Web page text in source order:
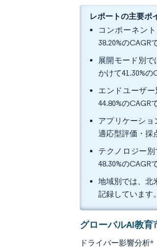
レポートの主要ポ
コンポーネン
38.20%のCAGR
展開モード別で
かけて41.30%の
エンドユーザ
44.80%のCAGR
アプリケーショ
適応型評価・採
テクノロジー
48.30%のCAGR
地域別では、北
記録しています。
グローバルAI教
ドライバー影響分析*